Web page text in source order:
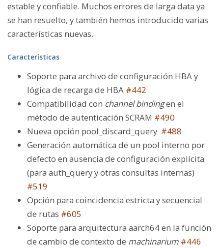
estable y confiable. Muchos errores de larga data ya
se han resuelto, y también hemos introducido varias
características nuevas.
Características
Soporte para archivo de configuración HBA y
lógica de recarga de HBA #442
Compatibilidad con channel bindingen el
método de autenticación SCRAM #490
Nueva opción pool_discard_query #488
Generación automática de un pool interno por
defecto en ausencia de configuración explícita
(para auth_queryy otras consultas internas)
#519
Opción para coincidencia estricta y secuencial
de rutas #605
Soporte para arquitectura aarch64 en la función
de cambio de contexto de machinarium #446